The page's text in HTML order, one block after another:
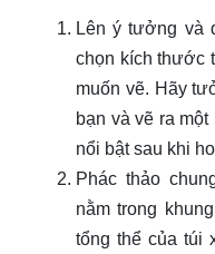
Lên ý tưởng và
chọn kích thước
muốn vẽ. Hãy
bạn và vẽ ra
nổi bật sau khi
Phác thảo
nằm trong
tổng thể của túi